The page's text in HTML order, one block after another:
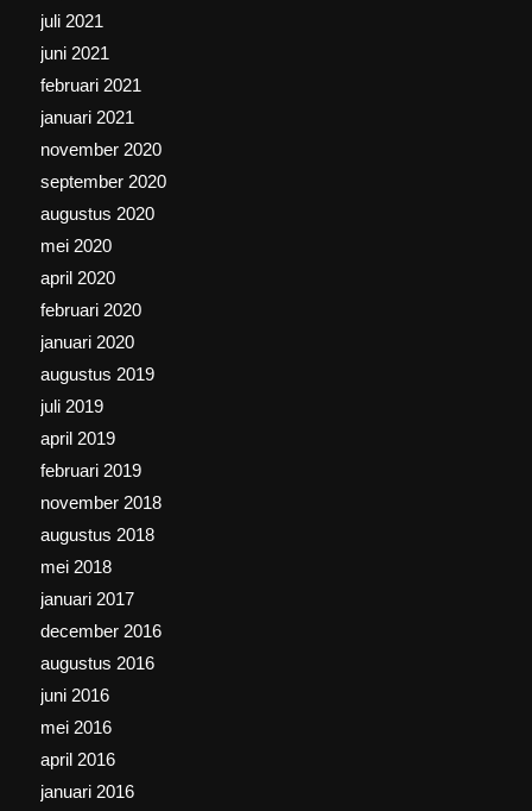
juli 2021
juni 2021
februari 2021
januari 2021
november 2020
september 2020
augustus 2020
mei 2020
april 2020
februari 2020
januari 2020
augustus 2019
juli 2019
april 2019
februari 2019
november 2018
augustus 2018
mei 2018
januari 2017
december 2016
augustus 2016
juni 2016
mei 2016
april 2016
januari 2016